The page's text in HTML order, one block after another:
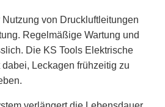
von Druckluftleitungen
Regelmäßige Wartung und
Die KS Tools Elektrische
Leckagen frühzeitig zu